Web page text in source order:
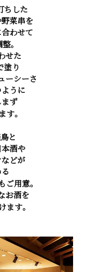
ちした
菜串を
わせて
。
せた
塗り
ーシーさ
うに
ず
す。
と
酒や
どが
ご用意。
お酒を
ます。